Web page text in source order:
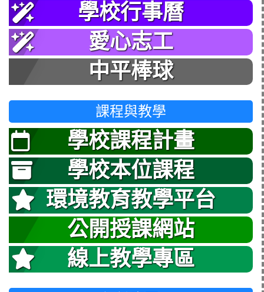
學校行事曆
愛心志工
中平棒球
課程與教學
學校課程計畫
學校本位課程
環境教育教學平台
公開授課網站
線上教學專區